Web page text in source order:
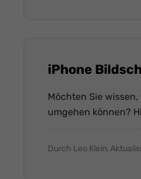
iPhone
Möchten Sie
umgehen können?
Durch Leo Klein,